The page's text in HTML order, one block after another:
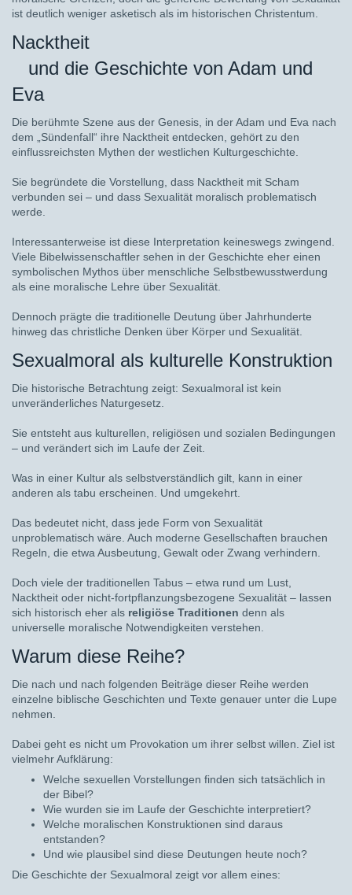
ist deutlich weniger asketisch als im historischen Christentum.
Nacktheit
und die Geschichte von Adam und
Eva
Die berühmte Szene aus der Genesis, in der Adam und Eva nach
dem „Sündenfall“ ihre Nacktheit entdecken, gehört zu den
einflussreichsten Mythen der westlichen Kulturgeschichte.
Sie begründete die Vorstellung, dass Nacktheit mit Scham
verbunden sei – und dass Sexualität moralisch problematisch
werde.
Interessanterweise ist diese Interpretation keineswegs zwingend.
Viele Bibelwissenschaftler sehen in der Geschichte eher einen
symbolischen Mythos über menschliche Selbstbewusstwerdung
als eine moralische Lehre über Sexualität.
Dennoch prägte die traditionelle Deutung über Jahrhunderte
hinweg das christliche Denken über Körper und Sexualität.
Sexualmoral als kulturelle Konstruktion
Die historische Betrachtung zeigt: Sexualmoral ist kein
unveränderliches Naturgesetz.
Sie entsteht aus kulturellen, religiösen und sozialen Bedingungen
– und verändert sich im Laufe der Zeit.
Was in einer Kultur als selbstverständlich gilt, kann in einer
anderen als tabu erscheinen. Und umgekehrt.
Das bedeutet nicht, dass jede Form von Sexualität
unproblematisch wäre. Auch moderne Gesellschaften brauchen
Regeln, die etwa Ausbeutung, Gewalt oder Zwang verhindern.
Doch viele der traditionellen Tabus – etwa rund um Lust,
Nacktheit oder nicht-fortpflanzungsbezogene Sexualität – lassen
sich historisch eher als religiöse Traditionen denn als
universelle moralische Notwendigkeiten verstehen.
Warum diese Reihe?
Die nach und nach folgenden Beiträge dieser Reihe werden
einzelne biblische Geschichten und Texte genauer unter die Lupe
nehmen.
Dabei geht es nicht um Provokation um ihrer selbst willen. Ziel ist
vielmehr Aufklärung:
Welche sexuellen Vorstellungen finden sich tatsächlich in
der Bibel?
Wie wurden sie im Laufe der Geschichte interpretiert?
Welche moralischen Konstruktionen sind daraus
entstanden?
Und wie plausibel sind diese Deutungen heute noch?
Die Geschichte der Sexualmoral zeigt vor allem eines: